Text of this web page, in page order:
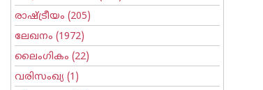
രാഷ്ട്രീയം (205)
ലേഖനം (1972)
ലൈംഗികം (22)
വരിസംഖ്യ (1)